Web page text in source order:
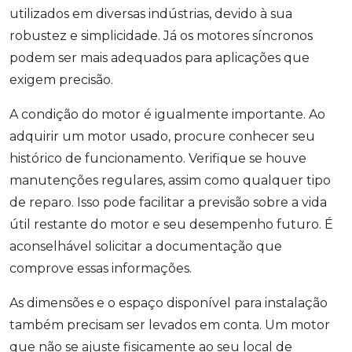
utilizados em diversas indústrias, devido à sua
robustez e simplicidade. Já os motores síncronos
podem ser mais adequados para aplicações que
exigem precisão.
A condição do motor é igualmente importante. Ao
adquirir um motor usado, procure conhecer seu
histórico de funcionamento. Verifique se houve
manutenções regulares, assim como qualquer tipo
de reparo. Isso pode facilitar a previsão sobre a vida
útil restante do motor e seu desempenho futuro. É
aconselhável solicitar a documentação que
comprove essas informações.
As dimensões e o espaço disponível para instalação
também precisam ser levados em conta. Um motor
que não se ajuste fisicamente ao seu local de